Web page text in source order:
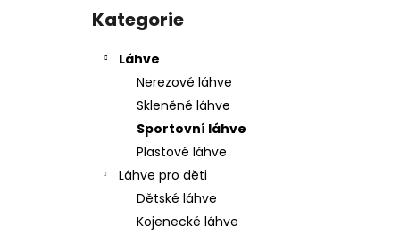
Přeskočit
kategorie
Kategorie
Láhve
Nerezové láhve
Skleněné láhve
Sportovní láhve
Plastové láhve
Láhve pro děti
Dětské láhve
Kojenecké láhve